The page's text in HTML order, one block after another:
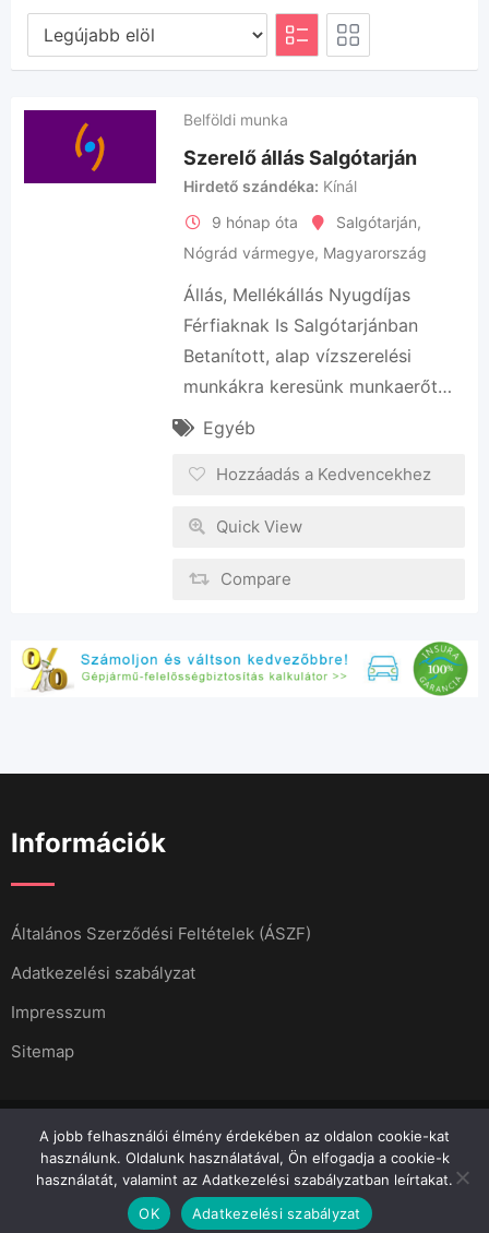
Belföldi munka
Szerelő állás Salgótarján
Hirdető szándéka Kínál
9 hónap óta
Salgótarján,
Nógrád vármegye, Magyarország
Állás, Mellékállás Nyugdíjas
Férfiaknak Is Salgótarjánban
Betanított, alap vízszerelési
munkákra keresünk munkaerőt…
Egyéb
Hozzáadás a Kedvencekhez
Quick View
Compare
Információk
Általános Szerződési Feltételek (ÁSZF)
Adatkezelési szabályzat
Impresszum
Sitemap
Minden jog fenntartva 2023.Menő Apró
A jobb felhasználói élmény érdekében az oldalon cookie-kat
használunk. Oldalunk használatával, Ön elfogadja a cookie-k
használatát, valamint az Adatkezelési szabályzatban leírtakat.
OK
Adatkezelési szabályzat